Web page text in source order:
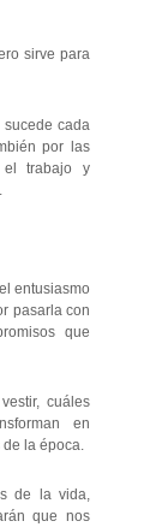
sirve para
cada
por las
el trabajo y
entusiasmo
pasarla con
que
cuáles
en
la época.
de la vida,
que nos